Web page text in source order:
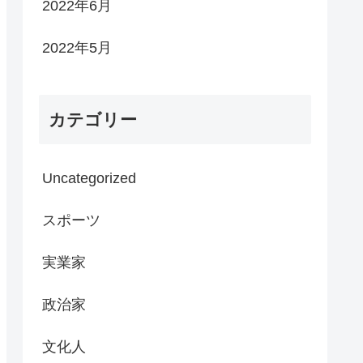
2022年6月
2022年5月
カテゴリー
Uncategorized
スポーツ
実業家
政治家
文化人